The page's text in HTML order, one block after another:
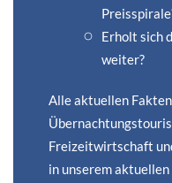
Erholt sich
weiter?
Alle aktuellen
Freizeitwirtschaft
in unserem aktuellen